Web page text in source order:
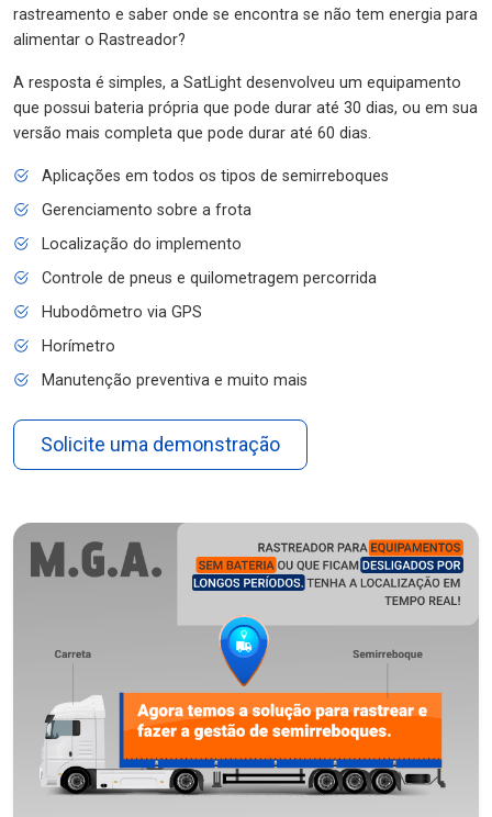
rastreamento e saber onde se encontra se não tem energia para
alimentar o Rastreador?
A resposta é simples, a SatLight desenvolveu um equipamento
que possui bateria própria que pode durar até 30 dias, ou em sua
versão mais completa que pode durar até 60 dias.
Aplicações em todos os tipos de semirreboques
Gerenciamento sobre a frota
Localização do implemento
Controle de pneus e quilometragem percorrida
Hubodômetro via GPS
Horímetro
Manutenção preventiva e muito mais
Solicite uma demonstração